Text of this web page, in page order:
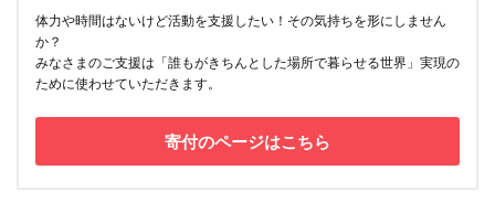
体力や時間はないけど活動を支援したい！その気持ちを形にしません
か？
みなさまのご支援は「誰もがきちんとした場所で暮らせる世界」実現の
ために使わせていただきます。
寄付のページはこちら